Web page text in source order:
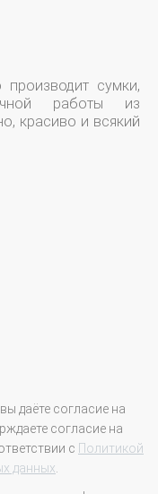
производит сумки,
работы из
красиво и всякий
даёте согласие на
согласие на
с Политикой
данных